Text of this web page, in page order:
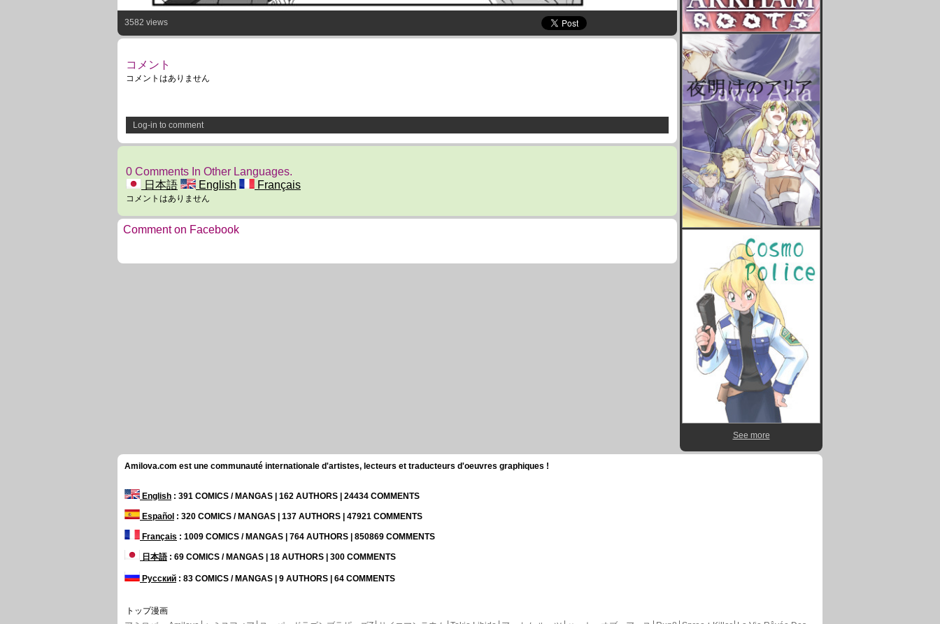
3582 views
コメント
コメントはありません
Log-in to comment
0 Comments In Other Languages.
日本語
English Français
コメントはありません
Comment on Facebook
See more
Amilova.com est une communauté internationale d'artistes, lecteurs et traducteurs d'oeuvres graphiques !
English : 391 COMICS / MANGAS | 162 AUTHORS | 24434 COMMENTS
Español : 320 COMICS / MANGAS | 137 AUTHORS | 47921 COMMENTS
Français : 1009 COMICS / MANGAS | 764 AUTHORS | 850869 COMMENTS
日本語: 69 COMICS / MANGAS | 18 AUTHORS | 300 COMMENTS
Русский : 83 COMICS / MANGAS | 9 AUTHORS | 64 COMMENTS
トップ漫画